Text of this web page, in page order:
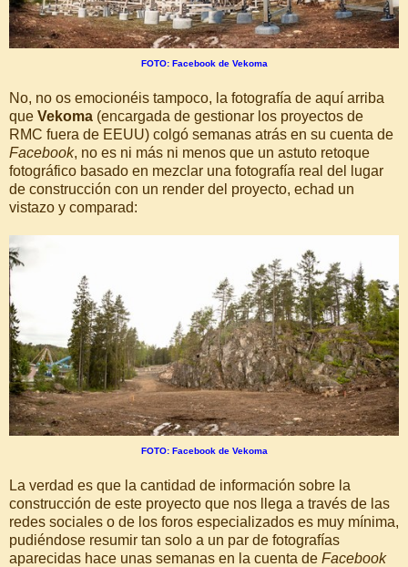
FOTO: Facebook de Vekoma
No, no os emocionéis tampoco, la fotografía de aquí arriba
que Vekoma (encargada de gestionar los proyectos de
RMC fuera de EEUU) colgó semanas atrás en su cuenta de
Facebook, no es ni más ni menos que un astuto retoque
fotográfico basado en mezclar una fotografía real del lugar
de construcción con un render del proyecto, echad un
vistazo y comparad:
FOTO: Facebook de Vekoma
La verdad es que la cantidad de información sobre la
construcción de este proyecto que nos llega a través de las
redes sociales o de los foros especializados es muy mínima,
pudiéndose resumir tan solo a un par de fotografías
aparecidas hace unas semanas en la cuenta de Facebook